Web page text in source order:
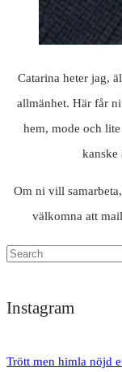
Catarina heter jag,
allmänhet. Här får
hem, mode och
kanske
Om ni vill
välkomna att
Instagram
Trött men himla nöjd